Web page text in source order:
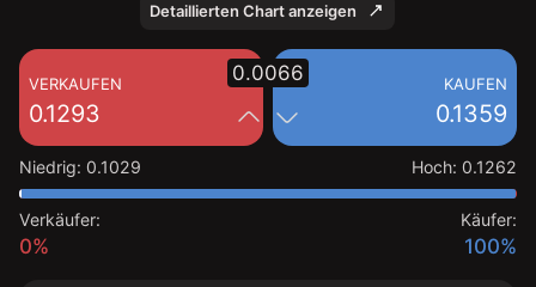
Detaillierten Chart anzeigen
VERKAUFEN
0.1293
KAUFEN
0.1359
0.0066
Niedrig: 0.1029 Hoch: 0.1262
Verkäufer:
0%
Käufer:
100%